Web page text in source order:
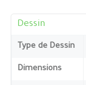
Dessin
Type de Dessin
Dimensions